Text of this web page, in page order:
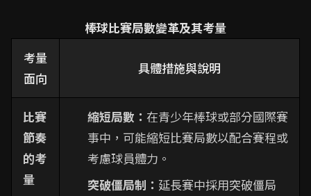
棒球比賽局數變革及其考量
考量
面向
具體措施與說明
比賽
節奏
的考
量
縮短局數： 在青少年棒球或部分國際賽
事中，可能縮短比賽局數以配合賽程或
考慮球員體力。
突破僵局制： 延長賽中採用突破僵局